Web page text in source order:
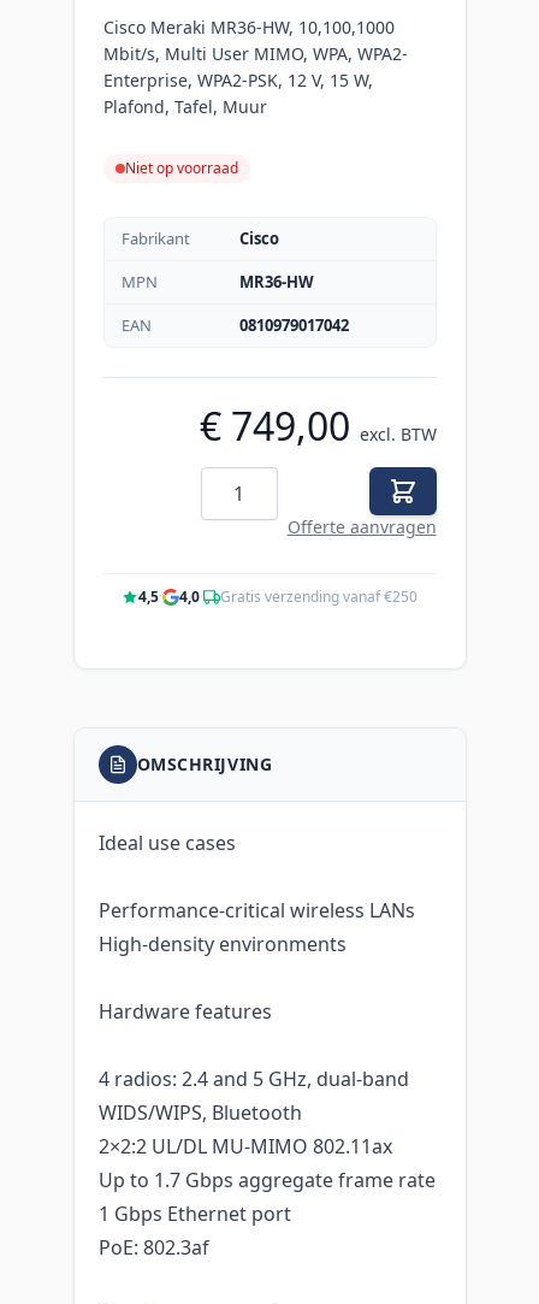
Cisco Meraki MR36-HW, 10,100,1000
Mbit/s, Multi User MIMO, WPA, WPA2-
Enterprise, WPA2-PSK, 12 V, 15 W,
Plafond, Tafel, Muur
Niet op voorraad
Fabrikant
Cisco
MPN
MR36-HW
EAN
0810979017042
€ 749,00 excl. BTW
Aantal
Offerte aanvragen
4,5· 4,0· Gratis verzending vanaf €250
OMSCHRIJVING
Ideal use cases
Performance-critical wireless LANs
High-density environments
Hardware features
4 radios: 2.4 and 5 GHz, dual-band
WIDS/WIPS, Bluetooth
2×2:2 UL/DL MU-MIMO 802.11ax
Up to 1.7 Gbps aggregate frame rate
1 Gbps Ethernet port
PoE: 802.3af